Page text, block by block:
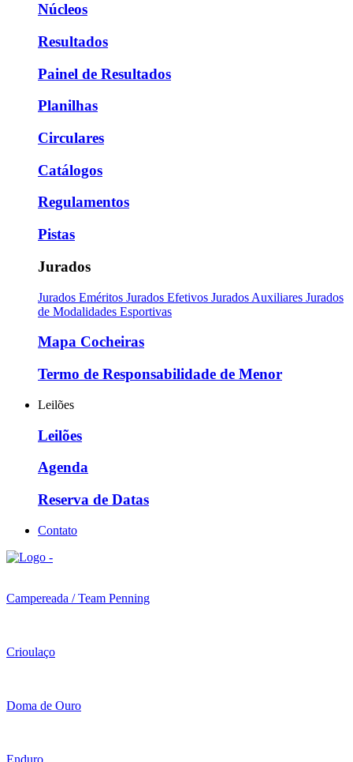
Núcleos
Resultados
Painel de Resultados
Planilhas
Circulares
Catálogos
Regulamentos
Pistas
Jurados
Jurados Eméritos Jurados Efetivos Jurados Auxiliares Jurados
de Modalidades Esportivas
Mapa Cocheiras
Termo de Responsabilidade de Menor
Leilões
Leilões
Agenda
Reserva de Datas
Contato
Campereada / Team Penning
Crioulaço
Doma de Ouro
Enduro